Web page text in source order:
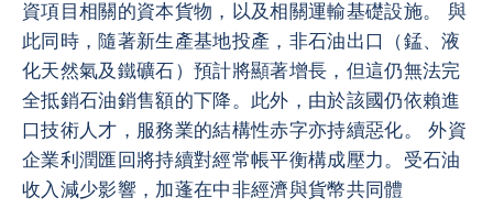
資項目相關的資本貨物，以及相關運輸基礎設施。 與
此同時，隨著新生產基地投產，非石油出口（錳、液
化天然氣及鐵礦石）預計將顯著增長，但這仍無法完
全抵銷石油銷售額的下降。此外，由於該國仍依賴進
口技術人才，服務業的結構性赤字亦持續惡化。 外資
企業利潤匯回將持續對經常帳平衡構成壓力。受石油
收入減少影響，加蓬在中非經濟與貨幣共同體